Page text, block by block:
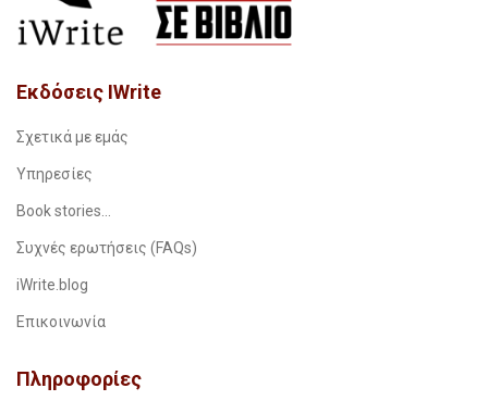
Εκδόσεις IWrite
Σχετικά με εμάς
Υπηρεσίες
Book stories…
Συχνές ερωτήσεις (FAQs)
iWrite.blog
Επικοινωνία
Πληροφορίες